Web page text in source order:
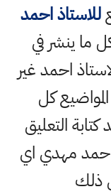
للاستاذ احمد
ما ينشر في
احمد غير
كل
التعليق
مهدي اي
ذلك